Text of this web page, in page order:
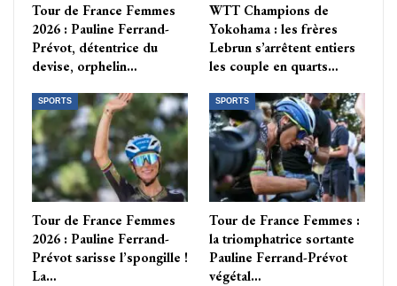
Tour de France Femmes
2026 : Pauline Ferrand-
Prévot, détentrice du
devise, orphelin…
WTT Champions de
Yokohama : les frères
Lebrun s’arrêtent entiers
les couple en quarts…
SPORTS
Tour de France Femmes
2026 : Pauline Ferrand-
Prévot sarisse l’spongille !
La…
SPORTS
Tour de France Femmes :
la triomphatrice sortante
Pauline Ferrand-Prévot
végétal…